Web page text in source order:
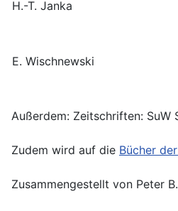
H.-T. Janka
E. Wischnewski
Außerdem: Zeitschriften: SuW
Zudem wird auf die Bücher
Zusammengestellt von Peter